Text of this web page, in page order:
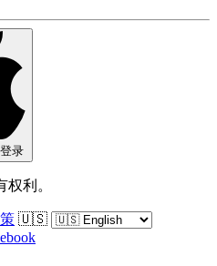
录
利。
🇺🇸